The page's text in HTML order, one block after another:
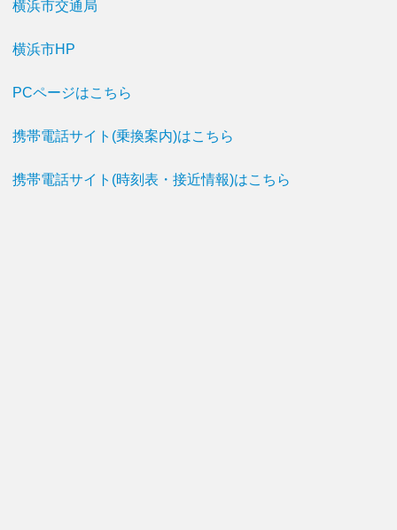
横浜市交通局
横浜市HP
PCページはこちら
携帯電話サイト(乗換案内)はこちら
携帯電話サイト(時刻表・接近情報)はこちら